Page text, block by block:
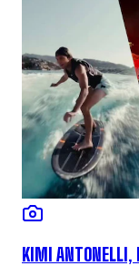
KIMI ANTONELLI,